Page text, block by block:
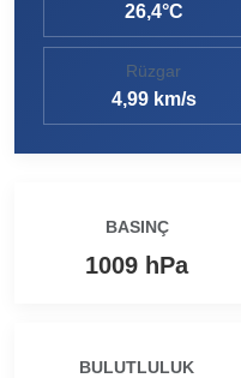
10:45 |
26,4°C
Rüzgar
4,99 km/s
BASINÇ
1009 hPa
BULUTLULUK